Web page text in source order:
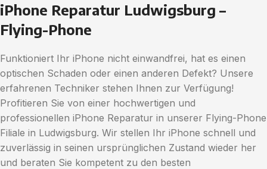
iPhone Reparatur Ludwigsburg –
Flying-Phone
Funktioniert Ihr iPhone nicht einwandfrei, hat es einen
optischen Schaden oder einen anderen Defekt? Unsere
erfahrenen Techniker stehen Ihnen zur Verfügung!
Profitieren Sie von einer hochwertigen und
professionellen iPhone Reparatur in unserer Flying-Phone
Filiale in Ludwigsburg. Wir stellen Ihr iPhone schnell und
zuverlässig in seinen ursprünglichen Zustand wieder her
und beraten Sie kompetent zu den besten